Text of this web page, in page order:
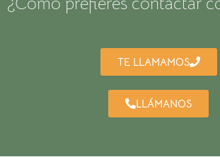
TE LLAMAMOS
LLÁMANOS